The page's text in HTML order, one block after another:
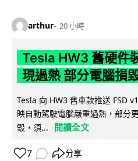
arthur 20 小時
Tesla HW3 舊硬件
現過熱 部分電腦損
Tesla 向 HW3 舊車款推送 FSD
映自動駕駛電腦嚴重過熱，部分
毀，須...
閱讀全文
7 分享